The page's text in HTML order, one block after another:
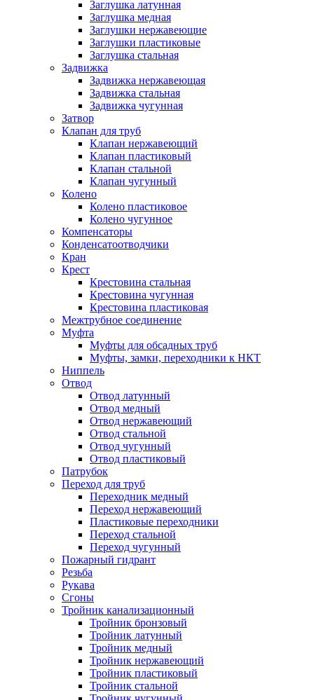
Заглушка латунная
Заглушка медная
Заглушки нержавеющие
Заглушки пластиковые
Заглушка стальная
Задвижка
Задвижка нержавеющая
Задвижка стальная
Задвижка чугунная
Затвор
Клапан для труб
Клапан нержавеющий
Клапан пластиковый
Клапан стальной
Клапан чугунный
Колено
Колено пластиковое
Колено чугунное
Компенсаторы
Конденсатоотводчики
Кран
Крест
Крестовина стальная
Крестовина чугунная
Крестовина пластиковая
Межтрубное соединение
Муфта
Муфты для обсадных труб
Муфты, замки, переходники к НКТ
Ниппель
Отвод
Отвод латунный
Отвод медный
Отвод нержавеющий
Отвод стальной
Отвод чугунный
Отвод пластиковый
Патрубок
Переход для труб
Переходник медный
Переход нержавеющий
Пластиковые переходники
Переход стальной
Переход чугунный
Пожарный гидрант
Резьба
Рукава
Сгоны
Тройник канализационный
Тройник бронзовый
Тройник латунный
Тройник медный
Тройник нержавеющий
Тройник пластиковый
Тройник стальной